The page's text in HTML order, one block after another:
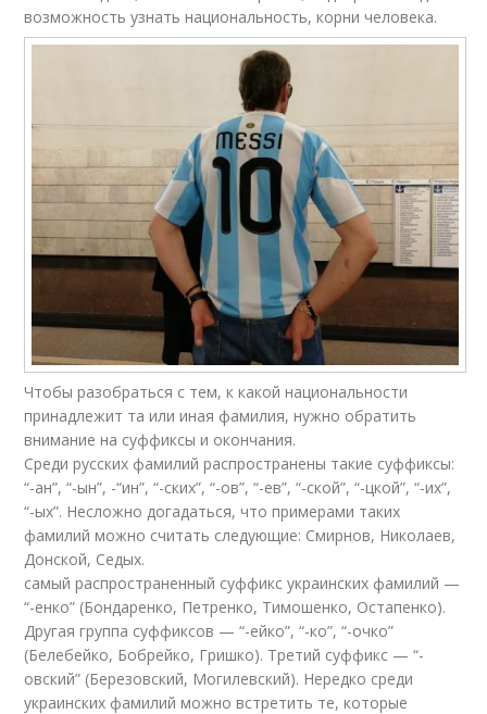
возможность узнать национальность, корни человека.
Чтобы разобраться с тем, к какой национальности
принадлежит та или иная фамилия, нужно обратить
внимание на суффиксы и окончания.
Среди русских фамилий распространены такие суффиксы:
“-ан”, “-ын”, -“ин”, “-ских”, “-ов”, “-ев”, “-ской”, “-цкой”, “-их”,
“-ых”. Несложно догадаться, что примерами таких
фамилий можно считать следующие: Смирнов, Николаев,
Донской, Седых.
самый распространенный суффикс украинских фамилий —
“-енко” (Бондаренко, Петренко, Тимошенко, Остапенко).
Другая группа суффиксов — “-ейко”, “-ко”, “-очко”
(Белебейко, Бобрейко, Гришко). Третий суффикс — “-
овский” (Березовский, Могилевский). Нередко среди
украинских фамилий можно встретить те, которые